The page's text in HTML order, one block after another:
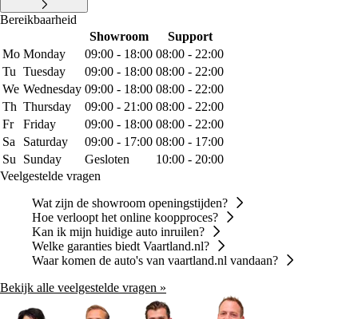
Bereikbaarheid
Showroom
Support
Mo Monday 09:00 - 18:00 08:00 - 22:00
Tu Tuesday 09:00 - 18:00 08:00 - 22:00
We Wednesday 09:00 - 18:00 08:00 - 22:00
Th Thursday 09:00 - 21:00 08:00 - 22:00
Fr
Friday 09:00 - 18:00 08:00 - 22:00
Sa
Saturday 09:00 - 17:00 08:00 - 17:00
Su Sunday Gesloten
10:00 - 20:00
Veelgestelde vragen
Wat zijn de showroom openingstijden?
Hoe verloopt het online koopproces?
Kan ik mijn huidige auto inruilen?
Welke garanties biedt Vaartland.nl?
Waar komen de auto's van vaartland.nl vandaan?
Bekijk alle veelgestelde vragen »